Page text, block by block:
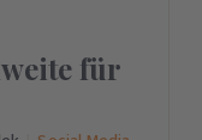
für